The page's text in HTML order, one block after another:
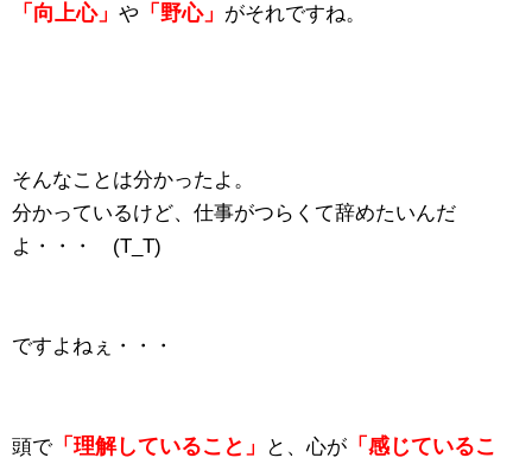
「向上心」 や 「野心」 がそれですね。
そんなことは分かったよ。
分かっているけど、仕事がつらくて辞めたいんだ
よ・・・ (T_T)
ですよねぇ・・・
頭で「理解していること」 と、心が 「感じているこ